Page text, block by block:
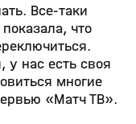
Все‑таки
что
нас есть своя
многие
«Матч ТВ».